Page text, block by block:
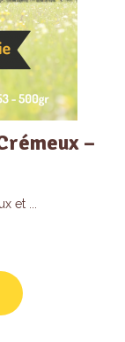
page
du
produit
–
et ...